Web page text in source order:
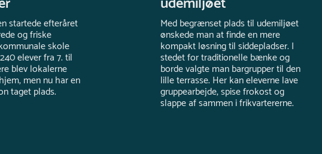
startede efteråret
og friske
skole
elever fra 7. til
blev lokalerne
men nu har en
taget plads.
Med begrænset plads til udemiljøet
ønskede man at finde en mere
kompakt løsning til siddepladser. I
stedet for traditionelle bænke og
borde valgte man bargrupper til den
lille terrasse. Her kan eleverne lave
gruppearbejde, spise frokost og
slappe af sammen i frikvartererne.